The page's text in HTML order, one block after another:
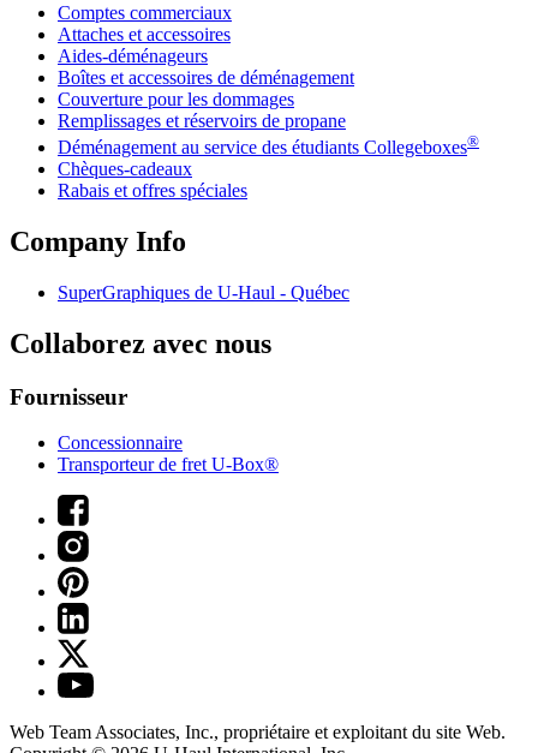
Comptes commerciaux
Attaches et accessoires
Aides-déménageurs
Boîtes et accessoires de déménagement
Couverture pour les dommages
Remplissages et réservoirs de propane
Déménagement au service des étudiants Collegeboxes®
Chèques-cadeaux
Rabais et offres spéciales
Company Info
SuperGraphiques de U-Haul - Québec
Collaborez avec nous
Fournisseur
Concessionnaire
Transporteur de fret U-Box®
Web Team Associates, Inc., propriétaire et exploitant du site Web.